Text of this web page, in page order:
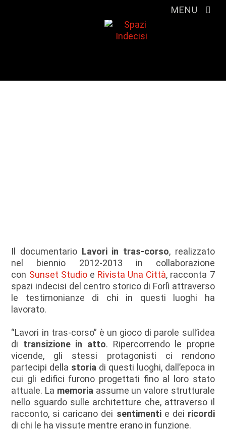
MENU
Il documentario Lavori in tras-corso, realizzato
nel biennio 2012-2013 in collaborazione
con Sunset Studioe Rivista Una Città, racconta 7
spazi indecisi del centro storico di Forlì attraverso
le testimonianze di chi in questi luoghi ha
lavorato.
“Lavori in tras-corso” è un gioco di parole sull’idea
di transizione in atto. Ripercorrendo le proprie
vicende, gli stessi protagonisti ci rendono
partecipi della storia di questi luoghi, dall’epoca in
cui gli edifici furono progettati fino al loro stato
attuale. La memoria assume un valore strutturale
nello sguardo sulle architetture che, attraverso il
racconto, si caricano dei sentimentie dei ricordi
di chi le ha vissute mentre erano in funzione.